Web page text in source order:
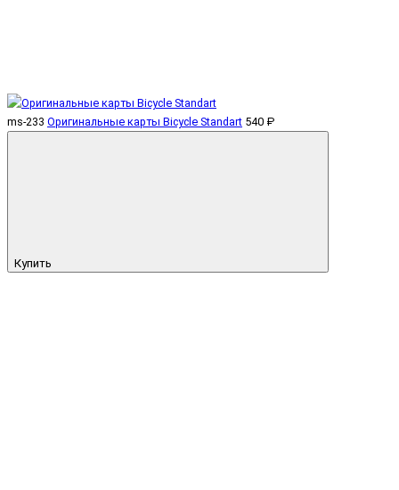
ms-233 Оригинальные карты Bicycle Standart 540 ₽
Купить